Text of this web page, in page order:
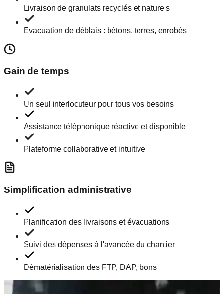
Livraison de granulats recyclés et naturels
Evacuation de déblais : bétons, terres, enrobés
Gain de temps
Un seul interlocuteur pour tous vos besoins
Assistance téléphonique réactive et disponible
Plateforme collaborative et intuitive
Simplification administrative
Planification des livraisons et évacuations
Suivi des dépenses à l'avancée du chantier
Dématérialisation des FTP, DAP, bons